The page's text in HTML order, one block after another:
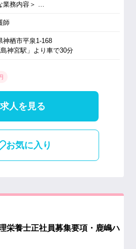
業務内容＞ …
師
神栖市平泉1-168
神宮駅」より車で30分
求人を見る
お気に入り
栄養士正社員募集要項・鹿嶋ハ